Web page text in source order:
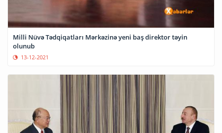
Milli Nüvə Tədqiqatları Mərkəzinə yeni baş direktor təyin
olunub
13-12-2021